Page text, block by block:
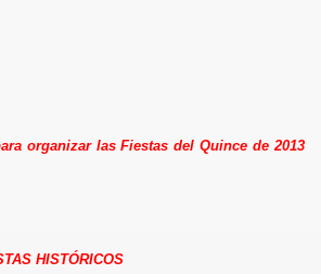
organizar las Fiestas del Quince de 2013
HISTÓRICOS